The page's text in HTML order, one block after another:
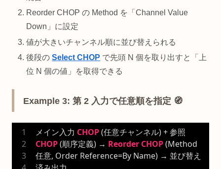
Reorder CHOP の Method を「Channel Value
Down」に設定
値が大きいチャンネル順に並び替えられる
後段のSelect CHOP で先頭 N 個を取り出すと「上
位 N 個の値」を取得できる
Example 3: 第 2 入力で任意順を指定 🧭
メイン入力 CHOP
CHOP (順序定義) → Reorder CHOP (Method
任意, Order Reference=By Name) → 並び替え